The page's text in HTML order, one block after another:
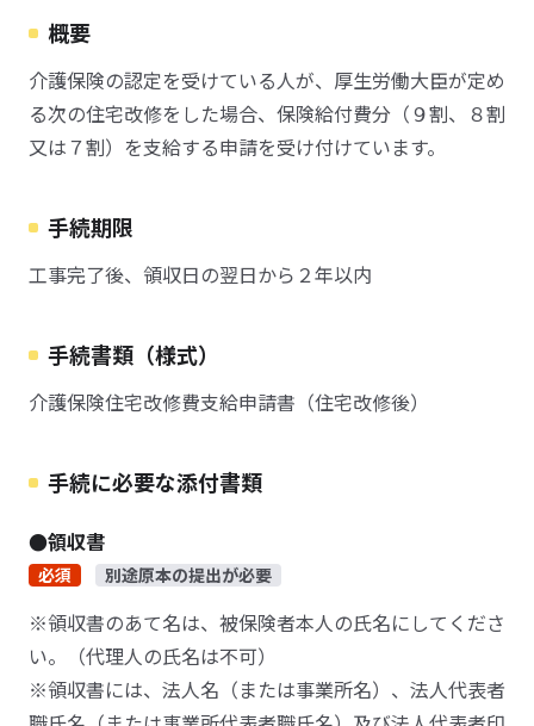
概要
介護保険の認定を受けている人が、厚生労働大臣が定め
る次の住宅改修をした場合、保険給付費分（９割、８割
又は７割）を支給する申請を受け付けています。
手続期限
工事完了後、領収日の翌日から２年以内
手続書類（様式）
介護保険住宅改修費支給申請書（住宅改修後）
手続に必要な添付書類
●領収書
必須 別途原本の提出が必要
※領収書のあて名は、被保険者本人の氏名にしてくださ
い。（代理人の氏名は不可）
※領収書には、法人名（または事業所名）、法人代表者